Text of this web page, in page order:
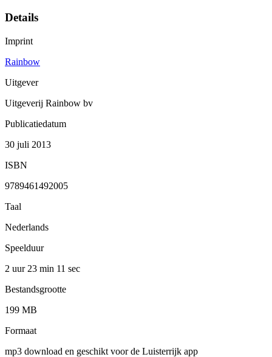
Details
Imprint
Rainbow
Uitgever
Uitgeverij Rainbow bv
Publicatiedatum
30 juli 2013
ISBN
9789461492005
Taal
Nederlands
Speelduur
2 uur 23 min 11 sec
Bestandsgrootte
199 MB
Formaat
mp3 download en geschikt voor de Luisterrijk app